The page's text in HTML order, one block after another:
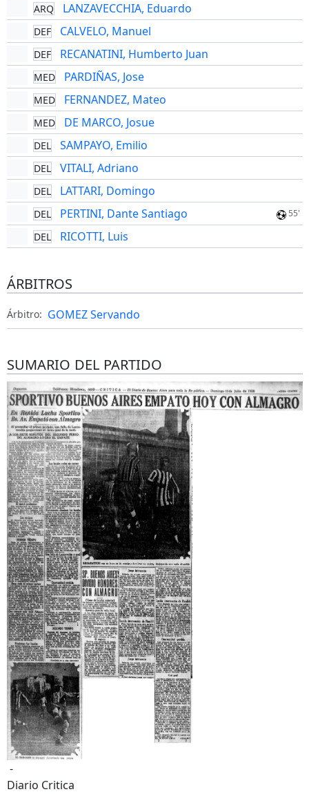
ARQ LANZAVECCHIA, Eduardo
DEF CALVELO, Manuel
DEF RECANATINI, Humberto Juan
MED PARDIÑAS, Jose
MED FERNANDEZ, Mateo
MED DE MARCO, Josue
DEL SAMPAYO, Emilio
DEL VITALI, Adriano
DEL LATTARI, Domingo
DEL PERTINI, Dante Santiago 55'
DEL RICOTTI, Luis
ÁRBITROS
Árbitro: GOMEZ Servando
SUMARIO DEL PARTIDO
-
Diario Critica